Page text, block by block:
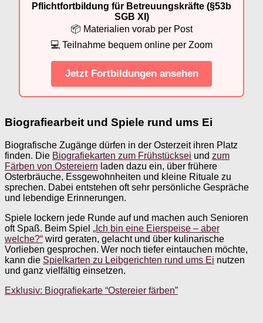
Pflichtfortbildung für Betreuungskräfte (§53b
SGB XI)
📦 Materialien vorab per Post
💻 Teilnahme bequem online per Zoom
Jetzt Fortbildungen ansehen
Biografiearbeit und Spiele rund ums Ei
Biografische Zugänge dürfen in der Osterzeit ihren Platz
finden. Die Biografiekarten zum Frühstücksei und zum
Färben von Ostereiern laden dazu ein, über frühere
Osterbräuche, Essgewohnheiten und kleine Rituale zu
sprechen. Dabei entstehen oft sehr persönliche Gespräche
und lebendige Erinnerungen.
Spiele lockern jede Runde auf und machen auch Senioren
oft Spaß. Beim Spiel „Ich bin eine Eierspeise – aber
welche?“ wird geraten, gelacht und über kulinarische
Vorlieben gesprochen. Wer noch tiefer eintauchen möchte,
kann die Spielkarten zu Leibgerichten rund ums Ei nutzen
und ganz vielfältig einsetzen.
Exklusiv: Biografiekarte “Ostereier färben”